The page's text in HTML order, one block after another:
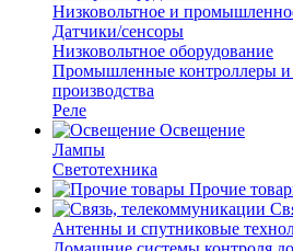
Низковольтное и
Датчики/сенсоры
Низковольтное оборудование
Промышленные контроллеры и
производства
Реле
Освещение
Лампы
Светотехника
Прочие
Антенны и спутниковые